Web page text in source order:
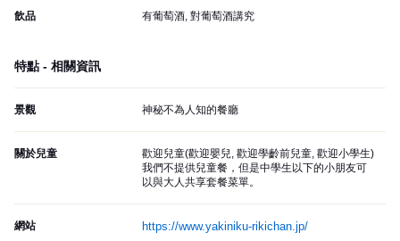
飲品 有葡萄酒, 對葡萄酒講究
特點 - 相關資訊
景觀 神秘不為人知的餐廳
關於兒童
歡迎兒童(歡迎嬰兒, 歡迎學齡前兒童, 歡迎小學生)
我們不提供兒童餐，但是中學生以下的小朋友可
以與大人共享套餐菜單。
網站 https://www.yakiniku-rikichan.jp/